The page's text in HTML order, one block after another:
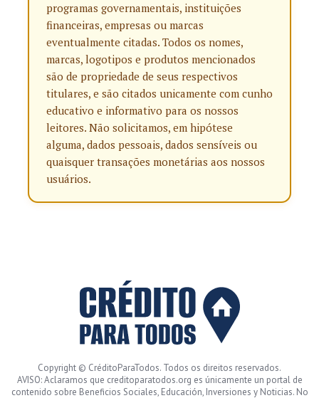
programas governamentais, instituições
financeiras, empresas ou marcas
eventualmente citadas. Todos os nomes,
marcas, logotipos e produtos mencionados
são de propriedade de seus respectivos
titulares, e são citados unicamente com cunho
educativo e informativo para os nossos
leitores. Não solicitamos, em hipótese
alguma, dados pessoais, dados sensíveis ou
quaisquer transações monetárias aos nossos
usuários.
Copyright © CréditoParaTodos. Todos os direitos reservados.
AVISO: Aclaramos que creditoparatodos.org es únicamente un portal de
contenido sobre Beneficios Sociales, Educación, Inversiones y Noticias. No